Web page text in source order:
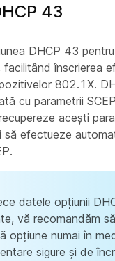
43
DHCP 43
facilitând înscrierea
802.1X.
cu parametrii
acești
să efectueze
datele opțiunii
vă recomandăm
opțiune numai în
sigure și de